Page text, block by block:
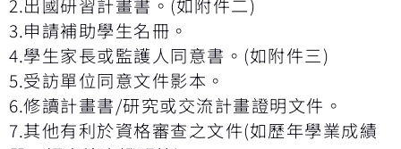
2.出國研習計畫書。 (如附件二)
3.申請補助學生名冊。
4.學生家長或監護人同意書。 (如附件三)
5.受訪單位同意文件影本。
6.修讀計畫書/研究或交流計畫證明文件。
7.其他有利於資格審查之文件(如歷年學業成績